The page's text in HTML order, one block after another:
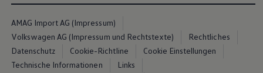
AMAG Import AG (Impressum)
Volkswagen AG (Impressum und Rechtstexte)
Rechtliches
Datenschutz
Cookie-Richtline
Cookie Einstellungen
Technische Informationen
Links